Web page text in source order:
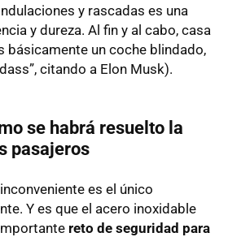
y rascadas es una
y dureza. Al fin y al cabo, casa
básicamente un coche blindado,
citando a Elon Musk).
se habrá resuelto la
pasajeros
es el único
Y es que el acero inoxidable
reto de seguridad para